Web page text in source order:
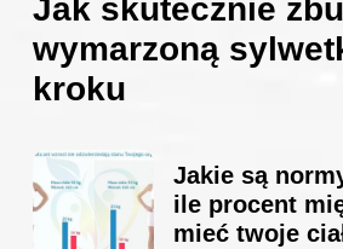
Jak skutecznie
wymarzoną
kroku
Jakie są
ile procent
mieć twoje